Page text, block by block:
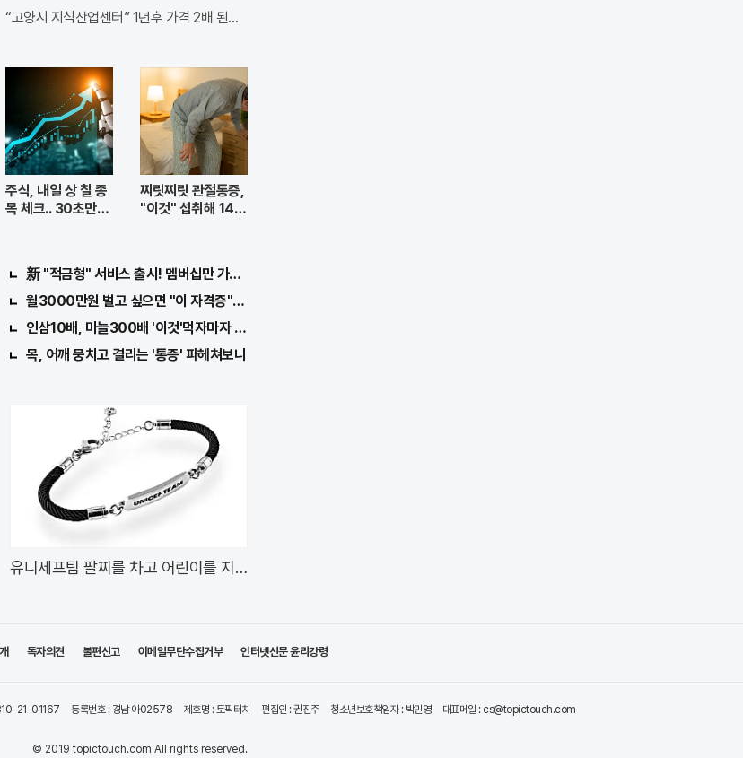
면 비추면 번호 보인다!?"
“고양시 지식산업센터” 1년후 가격 2배 된다..이유는?
주식, 내일 상 칠 종
목 체크.. 30초만에
찌릿찌릿 관절통증,
"이것" 섭취해 14일
산?
니까 꼭 오늘 확인하세요.
돼
新 "적금형" 서비스 출시! 멤버십만 가입해도 "최신가전" 선착순 100% 무료 경품지원!!
월3000만원 벌고 싶으면 "이 자격증"만 따면 된다.
인삼10배, 마늘300배 '이것'먹자마자 "그곳" 땅땅해져..헉!
목, 어깨 뭉치고 결리는 '통증' 파헤쳐보니
유니세프팀 팔찌를 차고 어린이를 지
독자의견 불편신고 이메일무단수집거부 인터넷신문 윤리강령
21-01167 등록번호 : 경남 아02578 제호명 : 토픽터치 편집인 : 권진주 청소년보호책임자 : 박민영 대표메일 : cs@topictouch.com
© 2019 topictouch.com All rights reserved.